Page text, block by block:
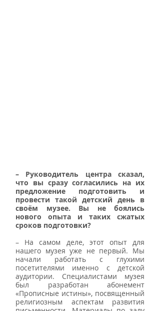
– Руководитель центра сказал,
что вы сразу согласились на их
предложение подготовить и
провести такой детский день в
своём музее. Вы не боялись
нового опыта и таких сжатых
сроков подготовки?
– На самом деле, этот опыт для
нашего музея уже не первый. Мы
начали работать с глухими
посетителями именно с детской
аудитории. Специалистами музея
был разработан абонемент
«Прописные истины», посвященный
религиозным аспектам развития